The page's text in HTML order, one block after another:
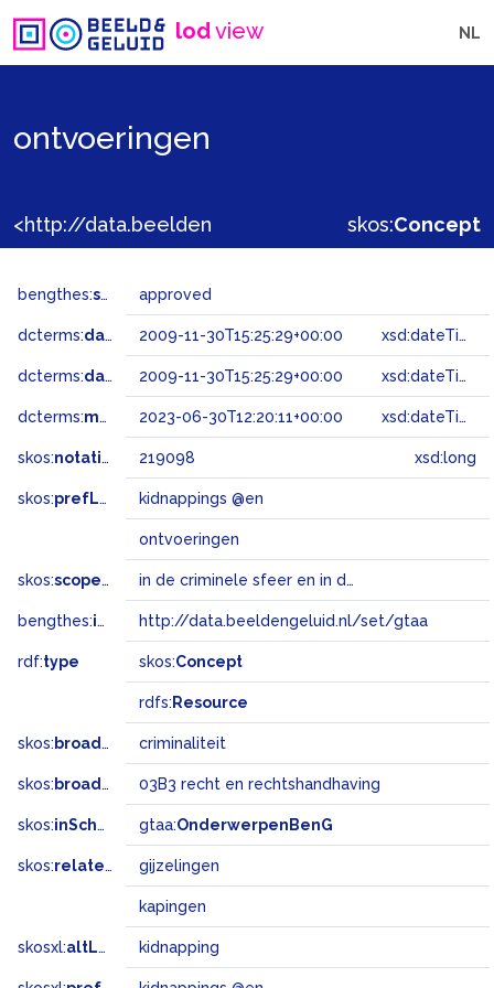
lodview NL
ontvoeringen
skos:Concept
bengthes:status approved
dcterms:dateAccepted 2009-11-30T15:25:29+00:00 xsd:dateTime
dcterms:dateSubmitted 2009-11-30T15:25:29+00:00 xsd:dateTime
dcterms:modified 2023-06-30T12:20:11+00:00 xsd:dateTime
skos:notation 219098 xsd:long
skos:prefLabel kidnappings @en
ontvoeringen
skos:scopeNote in de criminele sfeer en in de familiesfeer, bijvoorbeeld na echtscheidingen
bengthes:inSet http://data.beeldengeluid.nl/set/gtaa
rdf:type skos:Concept
rdfs: Resource
skos: broader criminaliteit
skos: broadMatch 03B3 recht en rechtshandhaving
skos:inScheme gtaa:OnderwerpenBenG
skos:related gijzelingen
kapingen
skosxl:altLabel kidnapping